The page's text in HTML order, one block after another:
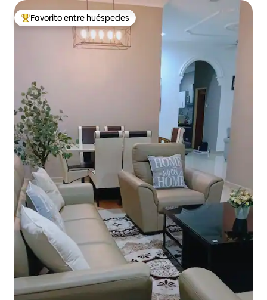
Favorito entre huéspedes preferido
Favorito entre huéspedes